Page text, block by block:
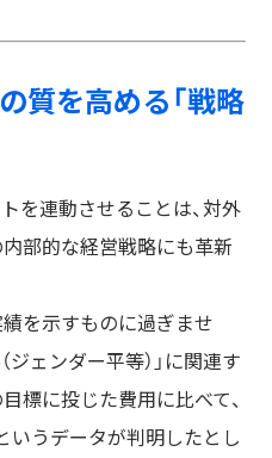
質を高める「戦略
を連動させることは、対外
部的な経営戦略にも革新
を示すものに過ぎませ
ジェンダー平等）」に関連す
標に投じた費用に比べて、
いうデータが判明したとし